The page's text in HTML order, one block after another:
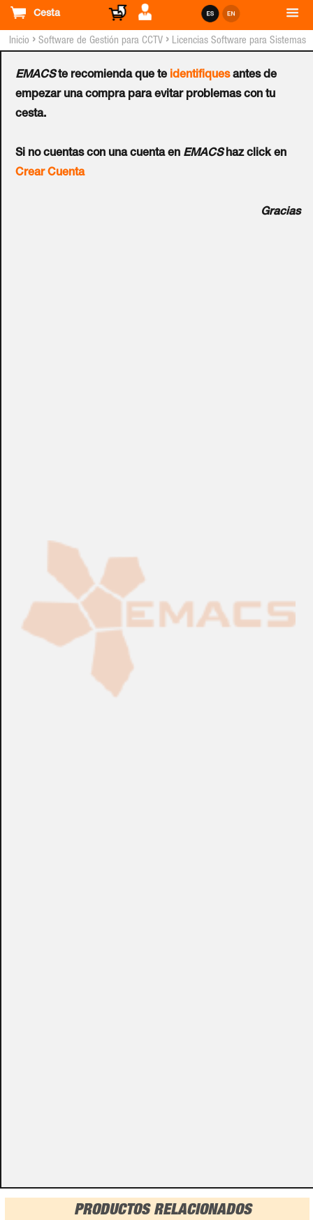
Cesta
EMACSte recomienda que te identifiquesantes de
empezar una compra para evitar problemas con tu
cesta.
Si no cuentas con una cuenta en EMACShaz click en
Crear Cuenta
Gracias
Inicio › Software de Gestión para CCTV › Licencias Software para Sistemas
Licencia GEOVISION™ GV-
WebReport (200 Puertos)
Ref.: 55-QCNTR-000
El informe GV-Web está diseñado para integrar y analizar el
PRODUCTOS RELACIONADOS